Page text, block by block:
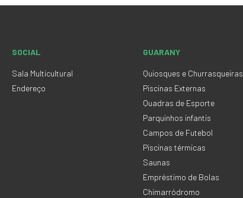
SOCIAL
Sala Multicultural
Endereço
GUARANY
Quiosques e Churrasqueiras
Piscinas Externas
Quadras de Esporte
Parquinhos infantis
Campos de Futebol
Piscinas térmicas
Saunas
Empréstimo de Bolas
Chimarródromo